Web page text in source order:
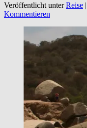
Veröffentlicht unterReise |
Kommentieren